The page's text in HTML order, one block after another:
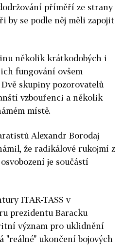
příměří ze strany
by se podle něj měli zapojit
několik krátkodobých i
fungování ovšem
skupiny pozorovatelů
vzbouřenci a několik
místě.
Alexandr Borodaj
že radikálové rukojmí z
je součástí
ITAR-TASS v
prezidentu Baracku
význam pro uklidnění
"reálné" ukončení bojových